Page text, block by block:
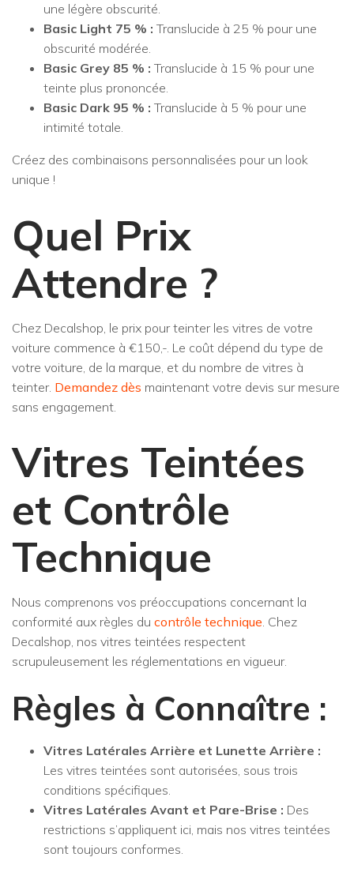
une légère obscurité.
Basic Light 75 % : Translucide à 25 % pour une
obscurité modérée.
Basic Grey 85 % : Translucide à 15 % pour une
teinte plus prononcée.
Basic Dark 95 % : Translucide à 5 % pour une
intimité totale.
Créez des combinaisons personnalisées pour un look
unique !
Quel Prix
Attendre ?
Chez Decalshop, le prix pour teinter les vitres de votre
voiture commence à €150,-. Le coût dépend du type de
votre voiture, de la marque, et du nombre de vitres à
teinter. Demandez dès maintenant votre devis sur mesure
sans engagement.
Vitres Teintées
et Contrôle
Technique
Nous comprenons vos préoccupations concernant la
conformité aux règles du contrôle technique. Chez
Decalshop, nos vitres teintées respectent
scrupuleusement les réglementations en vigueur.
Règles à Connaître :
Vitres Latérales Arrière et Lunette Arrière :
Les vitres teintées sont autorisées, sous trois
conditions spécifiques.
Vitres Latérales Avant et Pare-Brise : Des
restrictions s’appliquent ici, mais nos vitres teintées
sont toujours conformes.